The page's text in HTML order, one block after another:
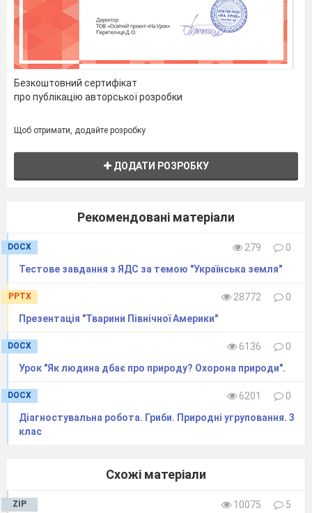
Безкоштовний сертифікат
про публікацію авторської розробки
Щоб отримати, додайте розробку
ДОДАТИ РОЗРОБКУ
Рекомендовані матеріали
DOCX 279
0
Тестове завдання з ЯДС за темою "Українська земля"
PPTX 28772
0
Презентація "Тварини Північної Америки"
DOCX 6136
0
Урок "Як людина дбає про природу? Охорона природи".
DOCX 6201
0
Діагностувальна робота. Гриби. Природні угруповання. 3
клас
Схожі матеріали
ZIP 10075
5